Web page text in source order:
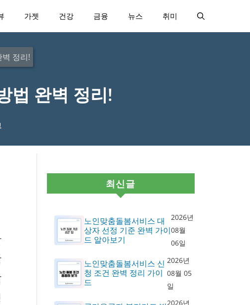
가젯 건강 금융 뉴스 취미
정리!
법 완벽 정리!
최신글
노인맞춤돌봄서비스 대
상자 선정 기준 완벽 가이
드 알아보기
2026년
08월
06일
노인맞춤돌봄서비스 신
청 조건 완벽 정리 가이
드
2026년
08월 05
일
2026년